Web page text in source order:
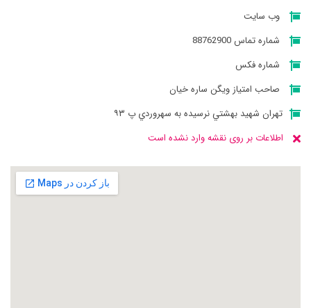
وب سایت
شماره تماس 88762900
شماره فکس
صاحب امتیاز ويگن ساره خيان
تهران شهيد بهشتي نرسيده به سهروردي پ ۹۳
اطلاعات بر روی نقشه وارد نشده است